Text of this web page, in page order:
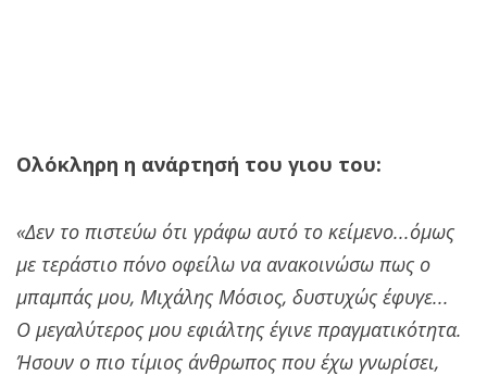
Ολόκληρη η ανάρτησή του γιου του:
«Δεν το πιστεύω ότι γράφω αυτό το κείμενο...όμως
με τεράστιο πόνο οφείλω να ανακοινώσω πως ο
μπαμπάς μου, Μιχάλης Μόσιος, δυστυχώς έφυγε...
Ο μεγαλύτερος μου εφιάλτης έγινε πραγματικότητα.
Ήσουν ο πιο τίμιος άνθρωπος που έχω γνωρίσει,